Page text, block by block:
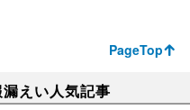
PageTop
えい人気記事